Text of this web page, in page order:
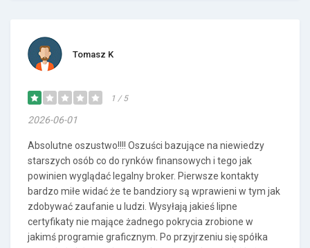
Tomasz K
1 / 5
2026-06-01
Absolutne oszustwo!!!! Oszuści bazujące na niewiedzy
starszych osób co do rynków finansowych i tego jak
powinien wyglądać legalny broker. Pierwsze kontakty
bardzo miłe widać że te bandziory są wprawieni w tym jak
zdobywać zaufanie u ludzi. Wysyłają jakieś lipne
certyfikaty nie mające żadnego pokrycia zrobione w
jakimś programie graficznym. Po przyjrzeniu się spółka